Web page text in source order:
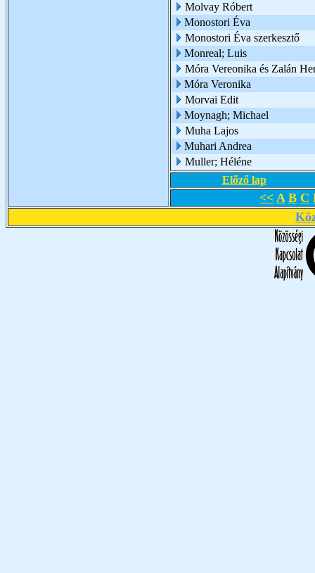
Molvay Róbert
Monostori Éva
Monostori Éva szerkesztő
Monreal; Luis
Móra Vereonika és Zalán
Móra Veronika
Morvai Edit
Moynagh; Michael
Muha Lajos
Muhari Andrea
Muller; Héléne
Előző lap
<< A B C